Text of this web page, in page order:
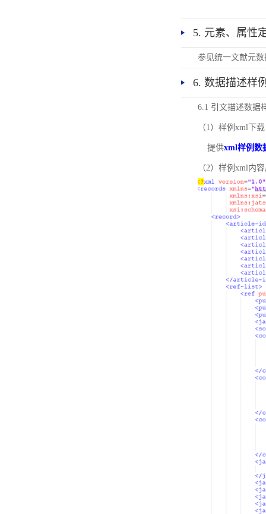
5. 元素、属性
参见统一文献元
6. 数据描述样
6.1 引文描述数据
（1）样例xml下载
提供xml样例数
（2）样例xml内